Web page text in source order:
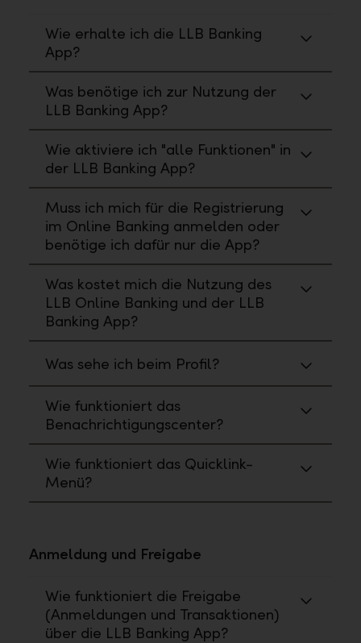
Wie erhalte ich die LLB Banking
App?
Was benötige ich zur Nutzung der
LLB Banking App?
Wie aktiviere ich "alle Funktionen" in
der LLB Banking App?
Muss ich mich für die Registrierung
im Online Banking anmelden oder
benötige ich dafür nur die App?
Was kostet mich die Nutzung des
LLB Online Banking und der LLB
Banking App?
Was sehe ich beim Profil?
Wie funktioniert das
Benachrichtigungscenter?
Wie funktioniert das Quicklink-
Menü?
Anmeldung und Freigabe
Wie funktioniert die Freigabe
(Anmeldungen und Transaktionen)
über die LLB Banking App?